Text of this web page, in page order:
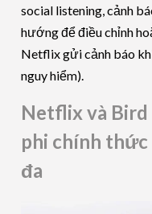
social listening, cảnh
hướng để điều chỉnh
Netflix gửi cảnh báo
nguy hiểm).
Netflix và
phi chính
đa